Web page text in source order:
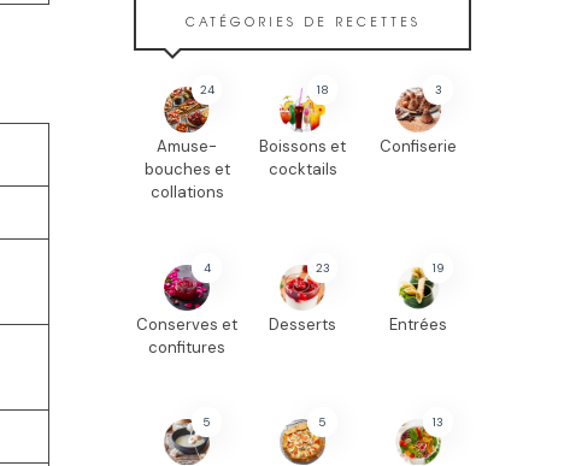
CATÉGORIES DE RECETTES
24
Amuse-
bouches et
collations
18
Boissons et
cocktails
3
Confiserie
4
Conserves et
confitures
23
Desserts
19
Entrées
5 5 13